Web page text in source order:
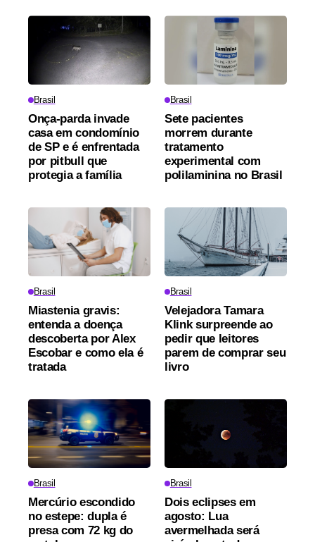
Brasil
Onça-parda invade
casa em condomínio
de SP e é enfrentada
por pitbull que
protegia a família
Brasil
Sete pacientes
morrem durante
tratamento
experimental com
polilaminina no Brasil
Brasil
Miastenia gravis:
entenda a doença
descoberta por Alex
Escobar e como ela é
tratada
Brasil
Velejadora Tamara
Klink surpreende ao
pedir que leitores
parem de comprar seu
livro
Brasil
Mercúrio escondido
no estepe: dupla é
presa com 72 kg do
Brasil
Dois eclipses em
agosto: Lua
avermelhada será